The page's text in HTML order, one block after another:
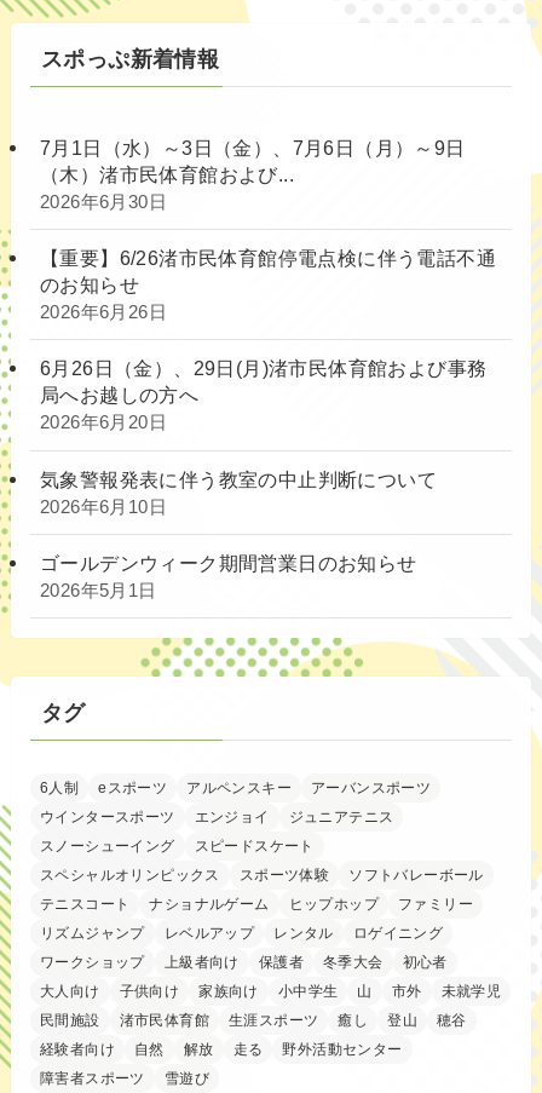
スポっぷ新着情報
7月1日（水）～3日（金）、7月6日（月）～9日
（木）渚市民体育館および...
2026年6月30日
【重要】6/26渚市民体育館停電点検に伴う電話不通
のお知らせ
2026年6月26日
6月26日（金）、29日(月)渚市民体育館および事務
局へお越しの方へ
2026年6月20日
気象警報発表に伴う教室の中止判断について
2026年6月10日
ゴールデンウィーク期間営業日のお知らせ
2026年5月1日
タグ
6人制 eスポーツ アルペンスキー
アーバンスポーツ
ウインタースポーツ
エンジョイ
ジュニアテニス
スノーシューイング
スピードスケート
スペシャルオリンピックス
スポーツ体験
ソフトバレーボール
テニスコート
ナショナルゲーム ヒップホップ
ファミリー
リズムジャンプ
レベルアップ レンタル
ロゲイニング
ワークショップ
上級者向け 保護者 冬季大会
初心者
大人向け
子供向け 家族向け 小中学生 山 市外
未就学児
民間施設
渚市民体育館 生涯スポーツ 癒し 登山
穂谷
経験者向け
自然 解放 走る
野外活動センター
障害者スポーツ
雪遊び